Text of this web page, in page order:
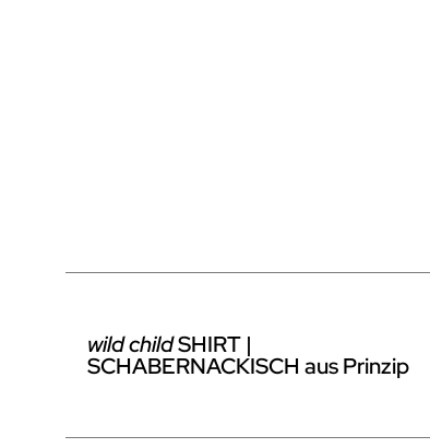
wild childSHIRT |
SCHABERNACKISCH aus Prinzip